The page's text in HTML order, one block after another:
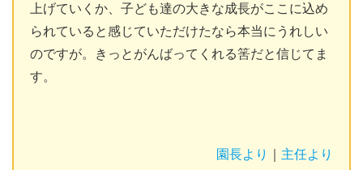
上げていくか、子ども達の大きな成長がここに込め
られていると感じていただけたなら本当にうれしい
のですが。きっとがんばってくれる筈だと信じてま
す。
園長より 主任より